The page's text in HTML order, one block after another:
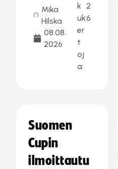
Mika
Hilska
08.08.
2026
k
uk
er
t
oj
a:
2
6
Suomen
Cupin
ilmoittautu